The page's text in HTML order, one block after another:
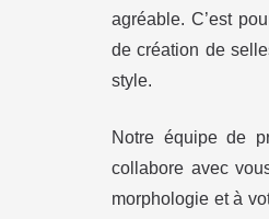
agréable. C’est
de création de
style.
Notre équipe de
collabore avec
morphologie et à